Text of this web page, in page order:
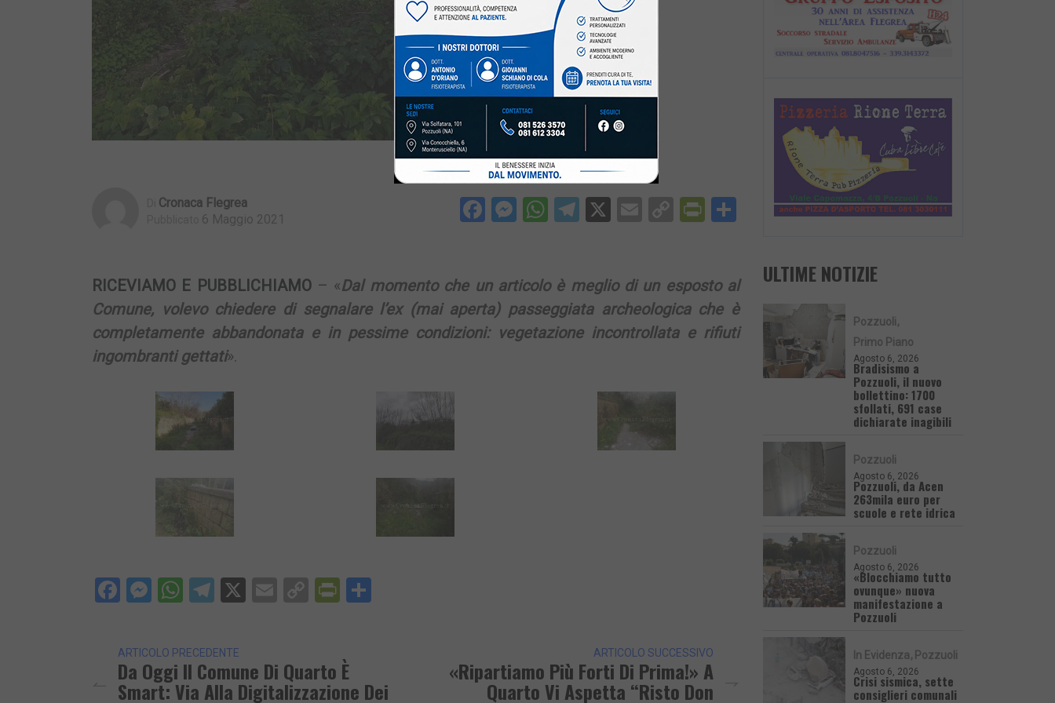
Cronaca Flegrea
6 Maggio 2021 Facebook
Messenger
WhatsApp
Telegram
X EmailCopyPrintFriendly
Condividi
RICEVIAMO E PUBBLICHIAMO– «Dal momento che un articolo è meglio di un esposto al
Comune, volevo chiedere di segnalare l’ex (mai aperta) passeggiata archeologica che è
completamente abbandonata e in pessime condizioni: vegetazione incontrollata e rifiuti
ingombranti gettati».
Facebook
Messenger
WhatsApp
Telegram
X EmailCopyPrintFriendly
ARTICOLO PRECEDENTE
Da Oggi Il Comune Di Quarto È
Smart: Via Alla Digitalizzazione Dei
ARTICOLO SUCCESSIVO
«Ripartiamo Più Forti Di Prima!» A
Quarto Vi Aspetta “Risto Don
ULTIME NOTIZIE
Pozzuoli
Primo Piano
Agosto 6, 2026
Bradisismo a
Pozzuoli, il nuovo
bollettino: 1700
sfollati, 691 case
dichiarate inagibili
Pozzuoli
Agosto 6, 2026
Pozzuoli, da Acen
263mila euro per
scuole e rete idrica
Pozzuoli
Agosto 6, 2026
«Blocchiamo tutto
ovunque» nuova
manifestazione a
Pozzuoli
In Evidenza Pozzuoli
Agosto 6, 2026
Crisi sismica, sette
consiglieri comunali